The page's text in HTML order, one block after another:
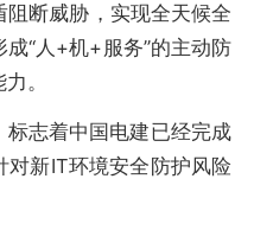
断威胁，实现全天候全
“人+机+服务”的主动防
。
志着中国电建已经完成
对新IT环境安全防护风险